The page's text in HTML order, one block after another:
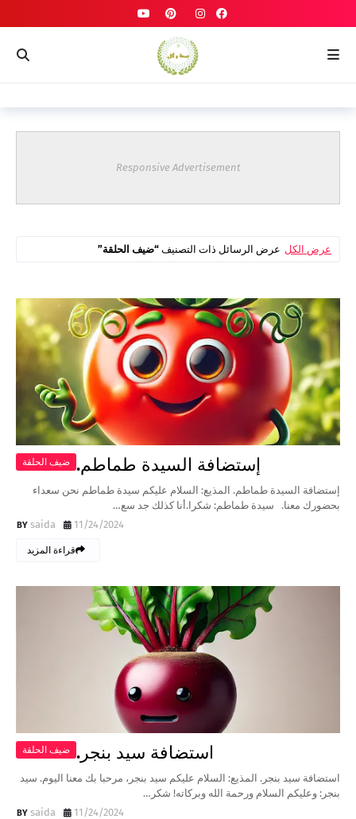
Responsive Advertisement
عرض الرسائل ذات التصنيف ضيف الحلقة عرض الكل
ضيف الحلقة إستضافة السيدة طماطم.
إستضافة السيدة طماطم. المذيع: السلام عليكم سيدة طماطم نحن سعداء
بحضورك معنا. سيدة طماطم: شكرا.أنا كذلك جد سع…
saida
11/24/2024
قراءة المزيد
ضيف الحلقة استضافة سيد بنجر.
استضافة سيد بنجر. المذيع: السلام عليكم سيد بنجر، مرحبا بك معنا اليوم. سيد
بنجر: وعليكم السلام ورحمة الله وبركاته! شكر…
saida
11/24/2024